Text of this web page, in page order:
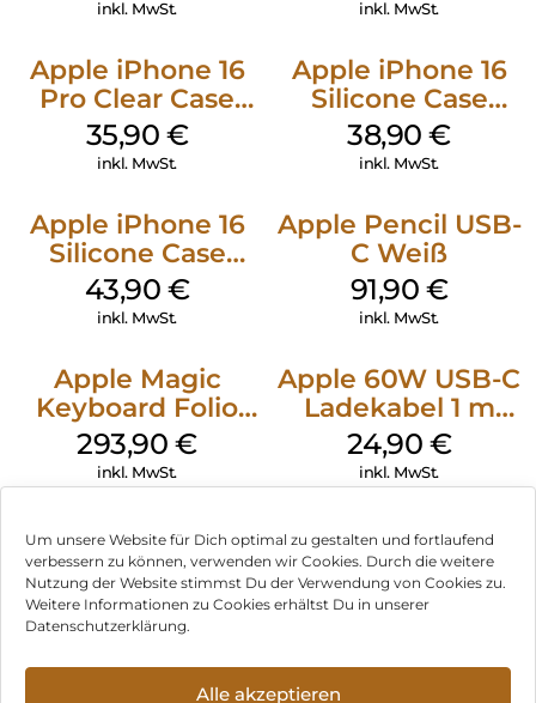
Um unsere Website für Dich optimal zu gestalten und fortlaufend
verbessern zu können, verwenden wir Cookies. Durch die weitere
Nutzung der Website stimmst Du der Verwendung von Cookies zu.
Weitere Informationen zu Cookies erhältst Du in unserer
Datenschutzerklärung.
Alle akzeptieren
inkl. MwSt. inkl. MwSt.
Apple iPhone 16
Pro Clear Case
MagSafe
Transparent
35,90 €
inkl. MwSt.
Apple iPhone 16
Silicone Case
MagSafe
Ultramarine
38,90€
inkl. MwSt.
Apple iPhone 16
Silicone Case
MagSafe Plum
43,90 €
inkl. MwSt.
Apple Pencil USB-
C Weiß
91,90 €
inkl. MwSt.
Apple Magic
Keyboard Folio
iPad 10.9″ (10.Gen.)
Weiß
293,90€
inkl. MwSt.
Apple 60W USB-C
Ladekabel 1 m
Weiß
24,90 €
inkl. MwSt.
Impressum